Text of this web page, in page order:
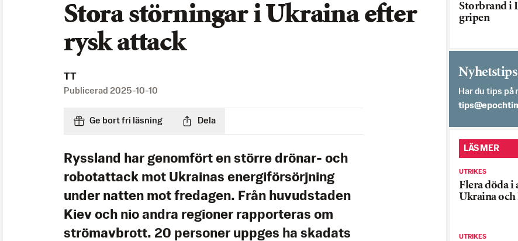
Stora störningar i Ukraina efter
rysk attack
TT
Publicerad 2025-10-10
Ge bort fri läsning Dela
Ryssland har genomfört en större drönar- och
robotattack mot Ukrainas energiförsörjning
under natten mot fredagen. Från huvudstaden
Kiev och nio andra regioner rapporteras om
strömavbrott. 20 personer uppges ha skadats
Storbrand i
gripen
Nyhetstips
Har du tips på
LÄS MER
UTRIKES
Flera döda i
Ukraina och
UTRIKES